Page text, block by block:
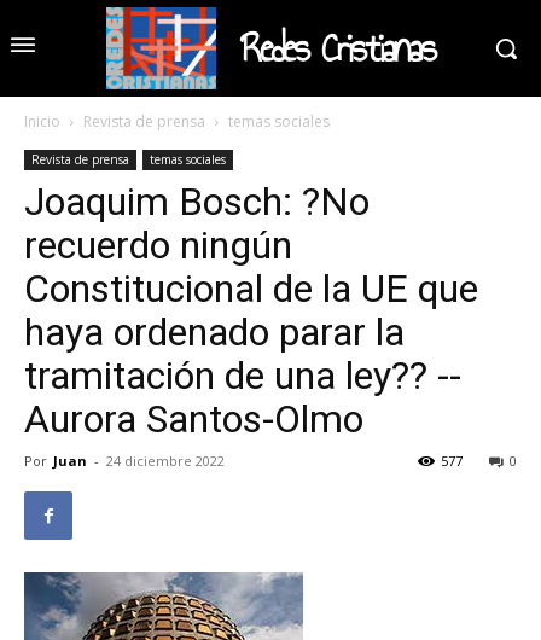
Redes Cristianas
Inicio Revista de prensa temas sociales
Revista de prensa temas sociales
Joaquim Bosch: ?No
recuerdo ningún
Constitucional de la UE que
haya ordenado parar la
tramitación de una ley?? --
Aurora Santos-Olmo
Por Juan - 24 diciembre 2022 0
577